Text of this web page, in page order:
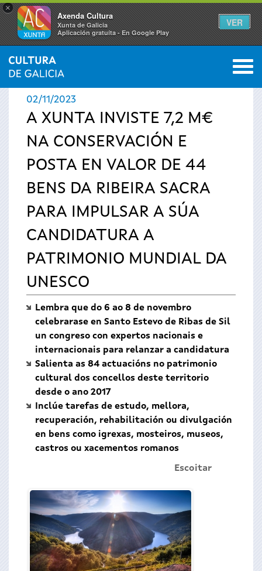
×
Axenda Cultura
Xunta de Galicia
Aplicación gratuíta - En Google Play
VER
Vostede
está
aquí
INICIO › ACTUALIDADE 0
02/11/2023
A XUNTA INVISTE 7,2 M€
NA CONSERVACIÓN E
POSTA EN VALOR DE 44
BENS DA RIBEIRA SACRA
PARA IMPULSAR A SÚA
CANDIDATURA A
PATRIMONIO MUNDIAL DA
UNESCO
Lembra que do 6 ao 8 de novembro
celebrarase en Santo Estevo de Ribas de Sil
un congreso con expertos nacionais e
internacionais para relanzar a candidatura
Salienta as 84 actuacións no patrimonio
cultural dos concellos deste territorio
desde o ano 2017
Inclúe tarefas de estudo, mellora,
recuperación, rehabilitación ou divulgación
en bens como igrexas, mosteiros, museos,
castros ou xacementos romanos
Escoitar